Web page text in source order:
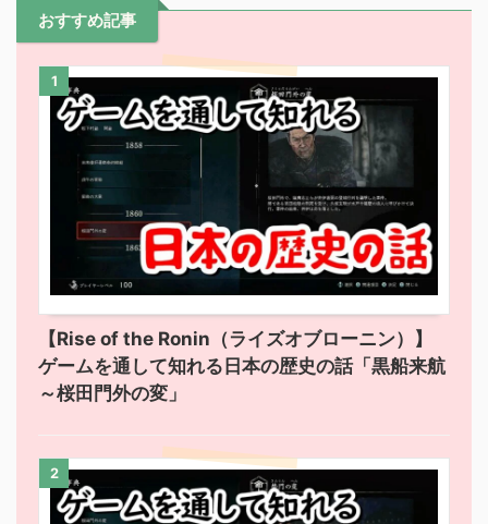
おすすめ記事
1
【Rise of the Ronin（ライズオブローニン）】
ゲームを通して知れる日本の歴史の話「黒船来航
～桜田門外の変」
2